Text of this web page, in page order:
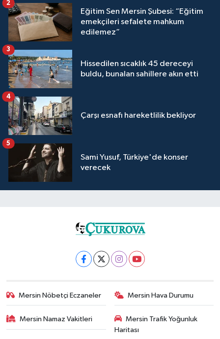
Eğitim Sen Mersin Şubesi: “Eğitim
emekçileri sefalete mahkum
edilemez”
2
Hissedilen sıcaklık 45 dereceyi
buldu, bunalan sahillere akın etti
3
Çarşı esnafı hareketlilik bekliyor
4
Sami Yusuf, Türkiye'de konser
verecek
5
Mersin Nöbetçi Eczaneler Mersin Hava Durumu
Mersin Namaz Vakitleri
Mersin Trafik Yoğunluk
Haritası